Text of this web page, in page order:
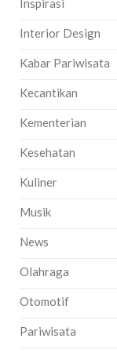
Inspirasi
Interior Design
Kabar Pariwisata
Kecantikan
Kementerian
Kesehatan
Kuliner
Musik
News
Olahraga
Otomotif
Pariwisata